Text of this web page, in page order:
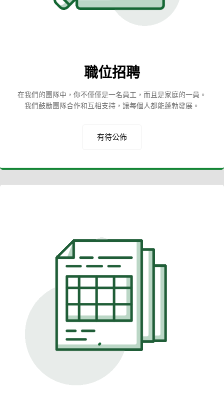
職位招聘
在我們的團隊中，你不僅僅是一名員工，而且是家庭的一員。
我們鼓勵團隊合作和互相支持，讓每個人都能蓬勃發展。
有待公佈